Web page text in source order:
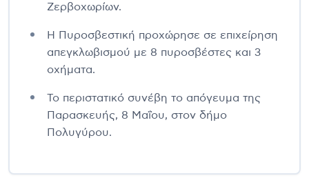
Ζερβοχωρίων.
Η Πυροσβεστική προχώρησε σε επιχείρηση
απεγκλωβισμού με 8 πυροσβέστες και 3
οχήματα.
Το περιστατικό συνέβη το απόγευμα της
Παρασκευής, 8 Μαΐου, στον δήμο
Πολυγύρου.